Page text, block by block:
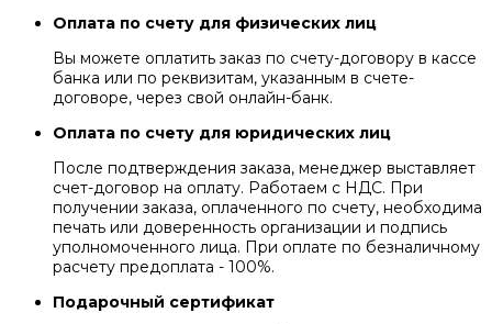
Оплата по счету для физических лиц
Вы можете оплатить заказ по счету-договору в кассе
банка или по реквизитам, указанным в счете-
договоре, через свой онлайн-банк.
Оплата по счету для юридических лиц
После подтверждения заказа, менеджер выставляет
счет-договор на оплату. Работаем с НДС. При
получении заказа, оплаченного по счету, необходима
печать или доверенность организации и подпись
уполномоченного лица. При оплате по безналичному
расчету предоплата - 100%.
Подарочный сертификат